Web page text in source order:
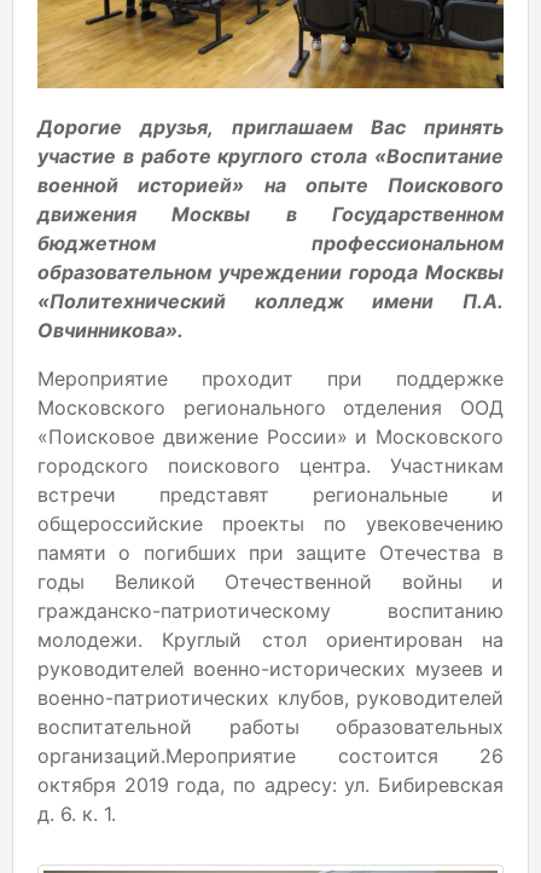
Дорогие друзья, приглашаем Вас принять
участие в работе круглого стола «Воспитание
военной историей» на опыте Поискового
движения Москвы в Государственном
бюджетном профессиональном
образовательном учреждении города Москвы
«Политехнический колледж имени П.А.
Овчинникова».
Мероприятие проходит при поддержке
Московского регионального отделения ООД
«Поисковое движение России» и Московского
городского поискового центра. Участникам
встречи представят региональные и
общероссийские проекты по увековечению
памяти о погибших при защите Отечества в
годы Великой Отечественной войны и
гражданско-патриотическому воспитанию
молодежи. Круглый стол ориентирован на
руководителей военно-исторических музеев и
военно-патриотических клубов, руководителей
воспитательной работы образовательных
организаций.Мероприятие состоится 26
октября 2019 года, по адресу: ул. Бибиревская
д. 6. к. 1.